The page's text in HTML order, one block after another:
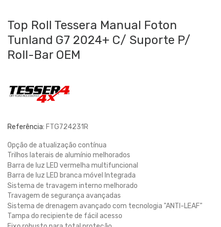
Top Roll Tessera Manual Foton
Tunland G7 2024+ C/ Suporte P/
Roll-Bar OEM
Referência: FTG724231R
Opção de atualização contínua
Trilhos laterais de alumínio melhorados
Barra de luz LED vermelha multifuncional
Barra de luz LED branca móvel Integrada
Sistema de travagem interno melhorado
Travagem de segurança avançadas
Sistema de drenagem avançado com tecnologia "ANTI-LEAF"
Tampa do recipiente de fácil acesso